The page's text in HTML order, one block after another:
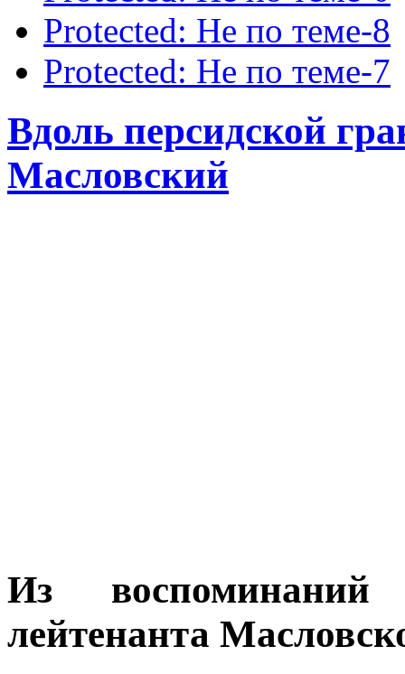
Protected: Не по теме-8
Protected: Не по теме-7
Вдоль персидской
Масловский
Из
лейтенанта